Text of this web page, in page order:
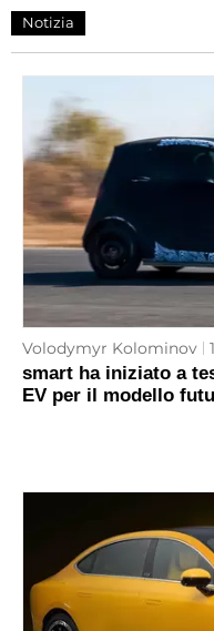
Notizia
Volodymyr Kolominov
smart ha iniziato a
EV per il modello